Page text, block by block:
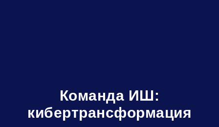
Команда ИШ:
кибертрансформация